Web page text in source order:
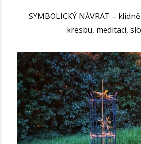
SYMBOLICKÝ NÁVRAT –
kresbu, meditaci,